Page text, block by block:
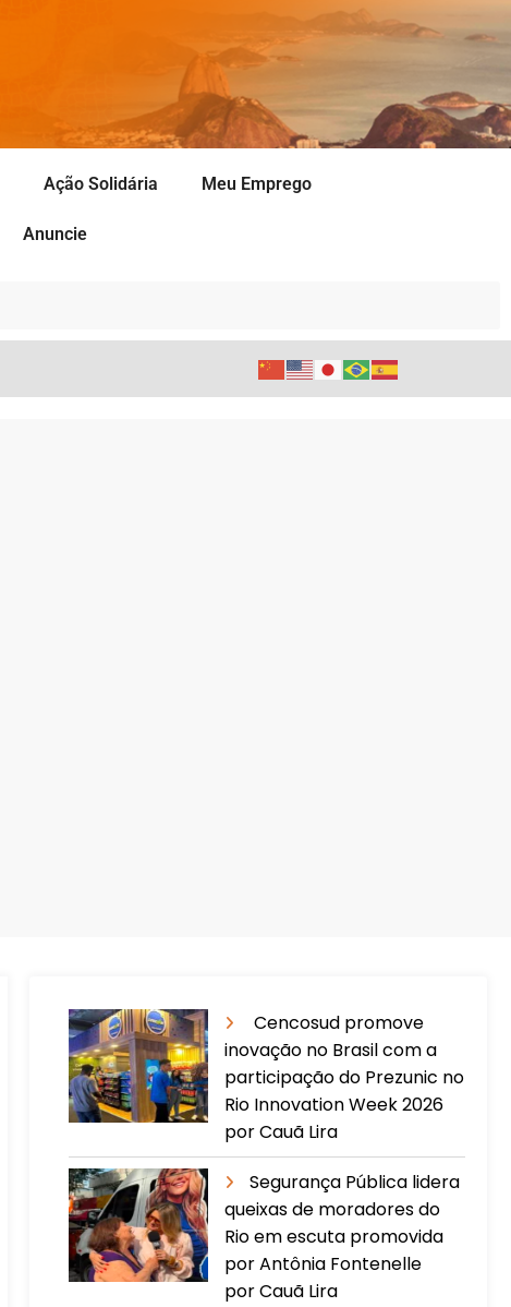
Ação Solidária Meu Emprego
Anuncie
Cencosud promove
inovação no Brasil com a
participação do Prezunic no
Rio Innovation Week 2026
por Cauã Lira
​Segurança Pública lidera
queixas de moradores do
Rio em escuta promovida
por Antônia Fontenelle
por Cauã Lira